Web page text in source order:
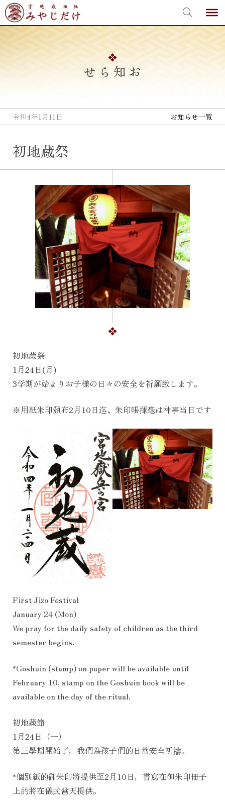
Skip
to
content
お知らせ
令和4年1月11日 お知らせ一覧
初地蔵祭
初地蔵祭
1月24日(月)
3学期が始まりお子様の日々の安全を祈願致します。
※用紙朱印頒布2月10日迄、朱印帳揮毫は神事当日です
First Jizo Festival
January 24 (Mon)
We pray for the daily safety of children as the third
semester begins.
*Goshuin (stamp) on paper will be available until
February 10, stamp on the Goshuin book will be
available on the day of the ritual.
初地藏節
1月24日（一）
第三學期開始了，我們為孩子們的日常安全祈禱。
*個別紙的御朱印將提供至2月10日，書寫在御朱印冊子
上的將在儀式當天提供。